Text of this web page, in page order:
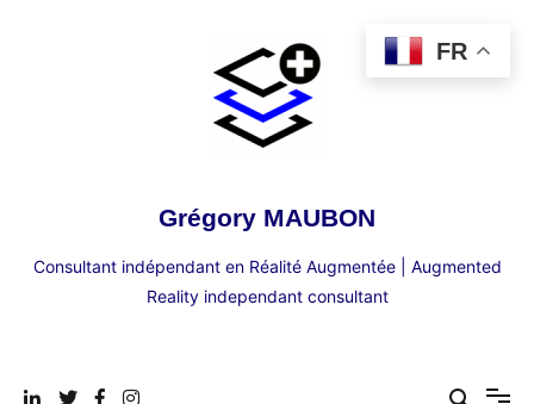
Grégory MAUBON
Consultant indépendant en Réalité Augmentée | Augmented
Reality independant consultant
FR